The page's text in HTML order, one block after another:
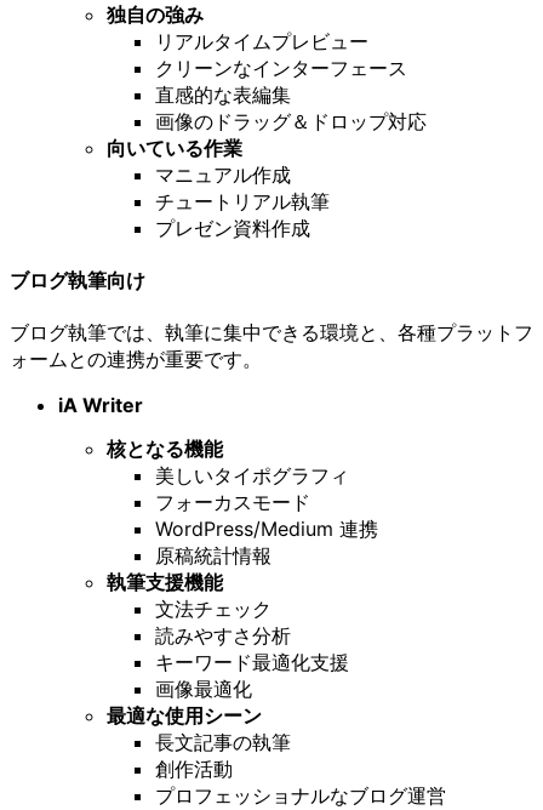
独自の強み
リアルタイムプレビュー
クリーンなインターフェース
直感的な表編集
画像のドラッグ＆ドロップ対応
向いている作業
マニュアル作成
チュートリアル執筆
プレゼン資料作成
ブログ執筆向け
ブログ執筆では、執筆に集中できる環境と、各種プラットフ
ォームとの連携が重要です。
iA Writer
核となる機能
美しいタイポグラフィ
フォーカスモード
WordPress/Medium 連携
原稿統計情報
執筆支援機能
文法チェック
読みやすさ分析
キーワード最適化支援
画像最適化
最適な使用シーン
長文記事の執筆
創作活動
プロフェッショナルなブログ運営